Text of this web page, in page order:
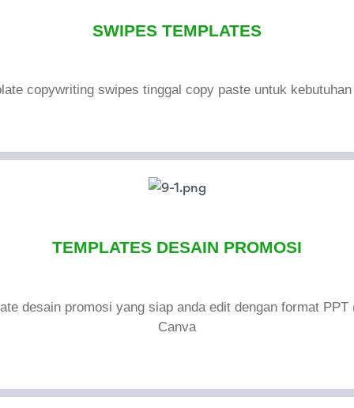
SWIPES TEMPLATES
copywriting swipes tinggal copy paste untuk
TEMPLATES DESAIN PROMOSI
desain promosi yang siap anda edit dengan format PPT
Canva